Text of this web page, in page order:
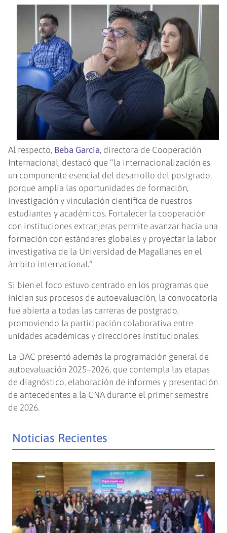
Al respecto, Beba García, directora de Cooperación
Internacional, destacó que “la internacionalización es
un componente esencial del desarrollo del postgrado,
porque amplía las oportunidades de formación,
investigación y vinculación científica de nuestros
estudiantes y académicos. Fortalecer la cooperación
con instituciones extranjeras permite avanzar hacia una
formación con estándares globales y proyectar la labor
investigativa de la Universidad de Magallanes en el
ámbito internacional.”
Si bien el foco estuvo centrado en los programas que
inician sus procesos de autoevaluación, la convocatoria
fue abierta a todas las carreras de postgrado,
promoviendo la participación colaborativa entre
unidades académicas y direcciones institucionales.
La DAC presentó además la programación general de
autoevaluación 2025–2026, que contempla las etapas
de diagnóstico, elaboración de informes y presentación
de antecedentes a la CNA durante el primer semestre
de 2026.
Noticias Recientes